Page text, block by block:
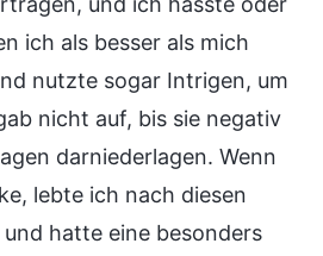
ich als besser als mich
nutzte sogar Intrigen, um
nicht auf, bis sie negativ
darniederlagen. Wenn
lebte ich nach diesen
hatte eine besonders